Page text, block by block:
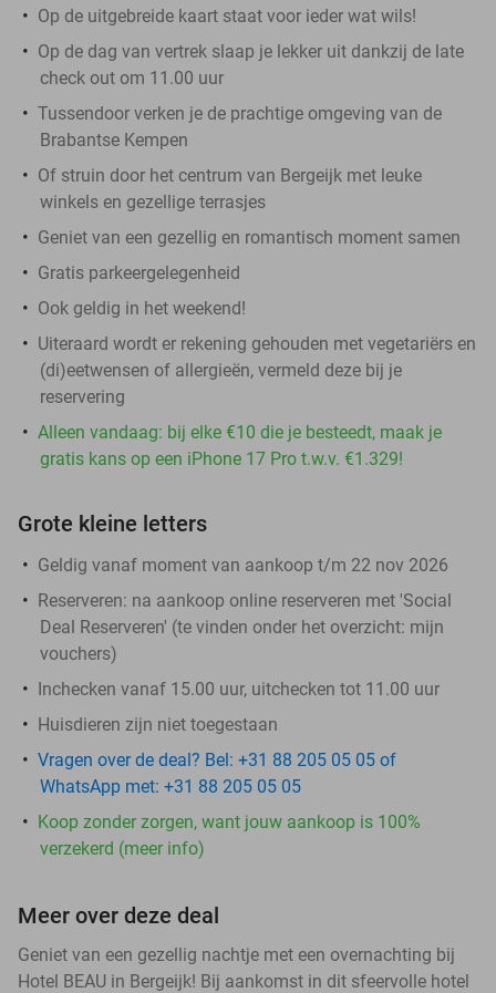
Op de uitgebreide kaart staat voor ieder wat wils!
Op de dag van vertrek slaap je lekker uit dankzij de late
check out om 11.00 uur
Tussendoor verken je de prachtige omgeving van de
Brabantse Kempen
Of struin door het centrum van Bergeijk met leuke
winkels en gezellige terrasjes
Geniet van een gezellig en romantisch moment samen
Gratis parkeergelegenheid
Ook geldig in het weekend!
Uiteraard wordt er rekening gehouden met vegetariërs en
(di)eetwensen of allergieën, vermeld deze bij je
reservering
Alleen vandaag: bij elke €10 die je besteedt, maak je
gratis kans op een iPhone 17 Pro t.w.v. €1.329!
Grote kleine letters
Geldig vanaf moment van aankoop t/m 22 nov 2026
Reserveren: na aankoop online reserveren met 'Social
Deal Reserveren' (te vinden onder het overzicht: mijn
vouchers)
Inchecken vanaf 15.00 uur, uitchecken tot 11.00 uur
Huisdieren zijn niet toegestaan
Vragen over de deal? Bel: +31 88 205 05 05 of
WhatsApp met: +31 88 205 05 05
Koop zonder zorgen, want jouw aankoop is 100%
verzekerd (meer info)
Meer over deze deal
Geniet van een gezellig nachtje met een overnachting bij
Hotel BEAU in Bergeijk! Bij aankomst in dit sfeervolle hotel